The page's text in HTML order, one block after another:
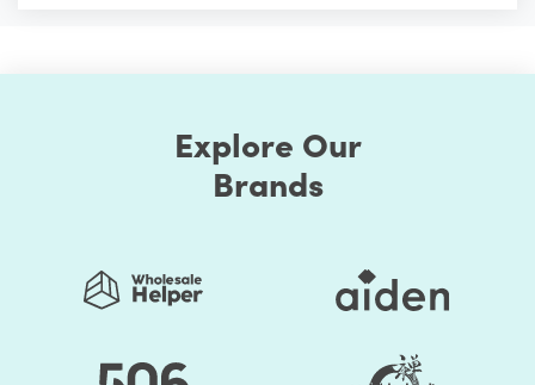
Explore Our
Brands